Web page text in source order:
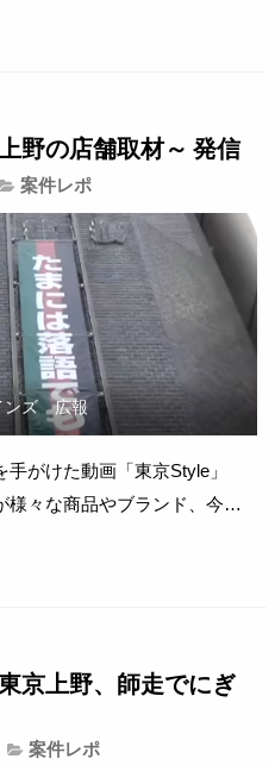
。「京王...
野の店舗取材～ 発信
案件レポ
ンズ 広報
がけた動画「東京Style」
様々な商品やブランド、今の
今回は「上野の店舗取材」の
京上野、師走でにぎ
案件レポ